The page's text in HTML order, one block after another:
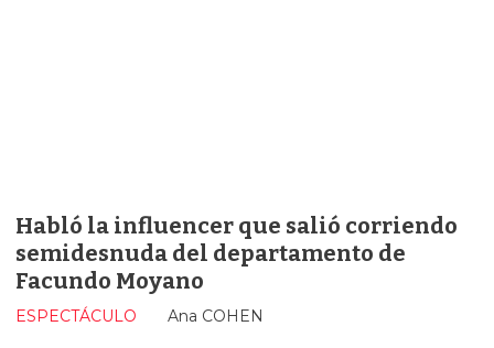
Habló la influencer que salió corriendo
semidesnuda del departamento de
Facundo Moyano
Ana COHEN
ESPECTÁCULO